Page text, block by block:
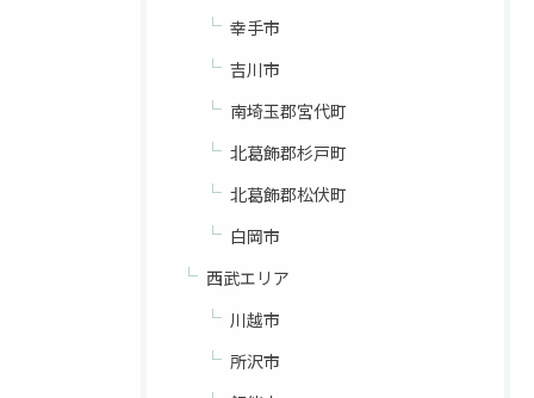
幸手市
吉川市
南埼玉郡宮代町
北葛飾郡杉戸町
北葛飾郡松伏町
白岡市
西武エリア
川越市
所沢市